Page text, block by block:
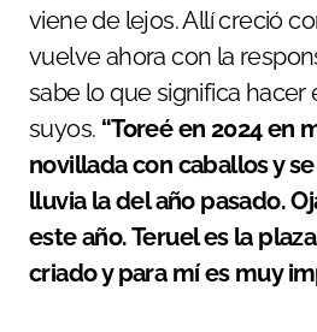
viene de lejos. Allí creció
vuelve ahora con la
sabe lo que significa hacer
suyos. “Toreé en 2024 en
novillada con caballos y
lluvia la del año pasado.
este año. Teruel es la
criado y para mí es muy